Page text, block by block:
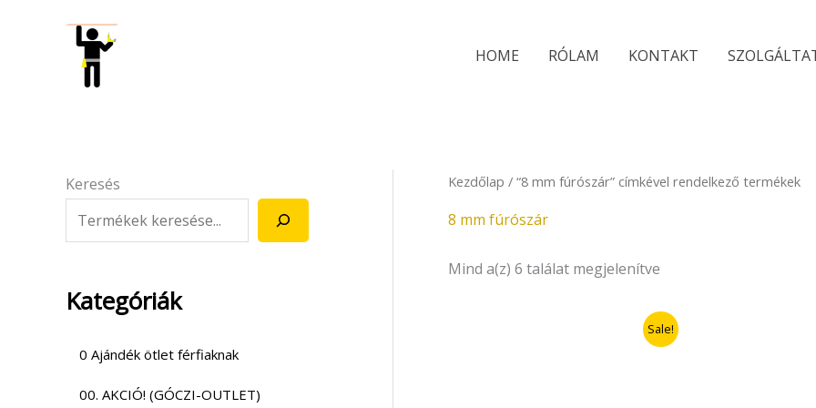
HOME RÓLAM KONTAKT
Keresés
Kategóriák
0 Ajándék ötlet férfiaknak
00. AKCIÓ! (GÓCZI-OUTLET)
Kezdőlap / “8 mm fúrószár” címkével rendelkező termékek
8 mm fúrószár
Mind a(z) 6 találat megjelenítve
Sale!